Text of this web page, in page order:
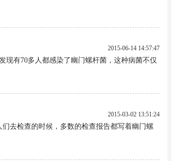
2015-06-14 14:57:47
现有70多人都感染了幽门螺杆菌，这种病菌不仅
2015-03-02 13:51:24
去检查的时候，多数的检查报告都写着幽门螺